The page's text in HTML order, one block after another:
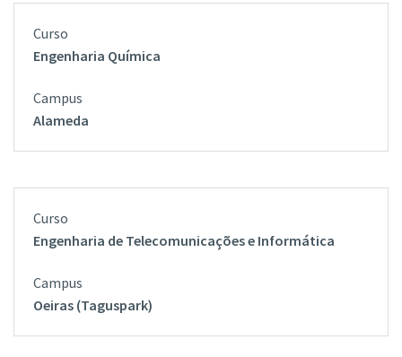
Engenharia Química
Alameda
Engenharia de Telecomunicações e Informática
Oeiras (Taguspark)